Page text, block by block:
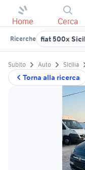
Home Cerca
Ricerche fiat 500x
Torna alla ricerca
Subito Auto Sicilia